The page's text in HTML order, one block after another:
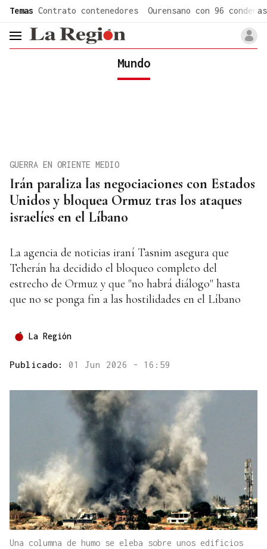
Temas Contrato contenedores Ourensano con 96 condenas
header.menu.open
Mundo
Irán paraliza las negociaciones con Estados
Unidos y bloquea Ormuz tras los ataques
israelíes en el Líbano
GUERRA EN ORIENTE MEDIO
La agencia de noticias iraní Tasnim asegura que
Teherán ha decidido el bloqueo completo del
estrecho de Ormuz y que "no habrá diálogo" hasta
que no se ponga fin a las hostilidades en el Líbano
La Región
Publicado: 01 Jun 2026 - 16:59
Una columna de humo se eleba sobre unos edificios